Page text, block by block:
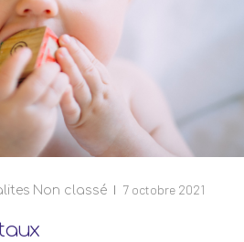
Non classé 7 octobre 2021